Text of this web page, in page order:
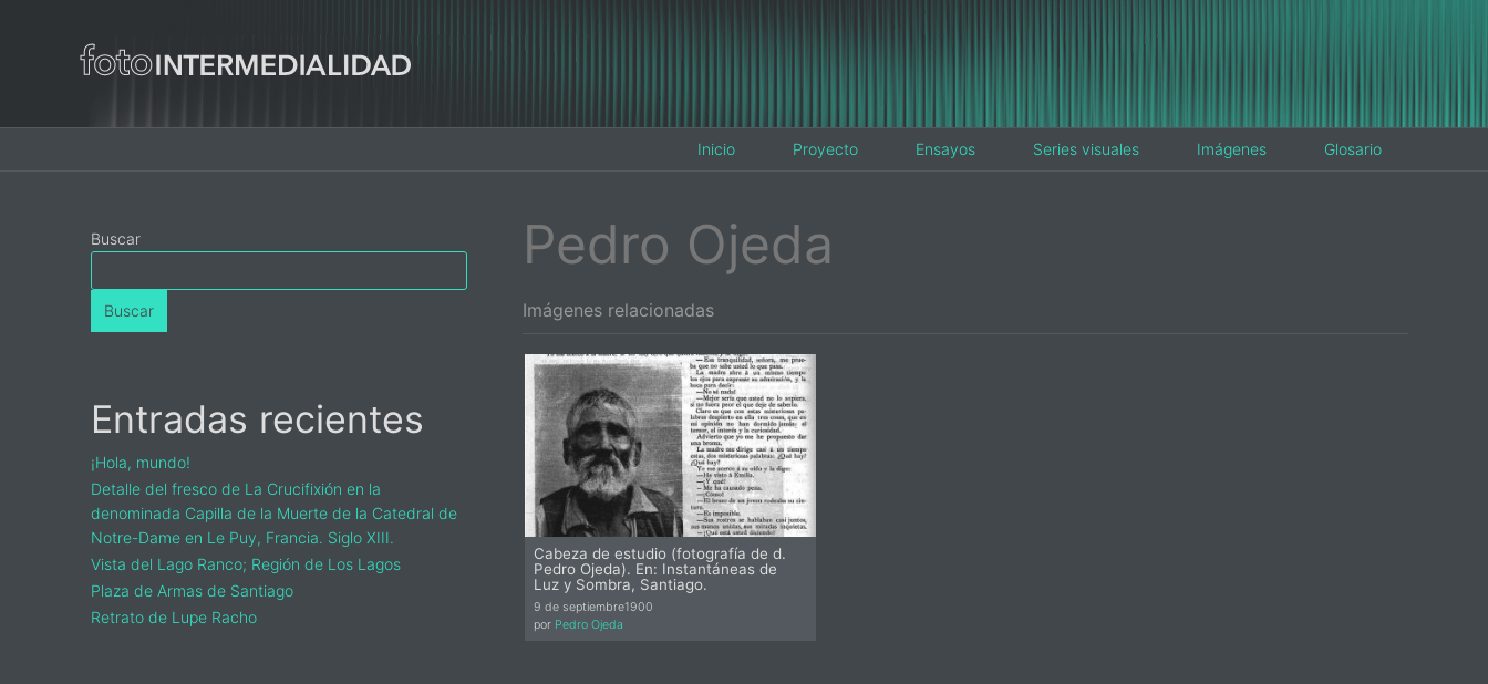
Inicio Proyecto Ensayos Series visuales Imágenes Glosario
Pedro Ojeda
Imágenes relacionadas
Cabeza de estudio (fotografía de d.
Pedro Ojeda). En: Instantáneas de
Luz y Sombra, Santiago.
9 de septiembre1900
por Pedro Ojeda
Primary
Sidebar
Buscar
Buscar
Entradas recientes
¡Hola, mundo!
Detalle del fresco de La Crucifixión en la
denominada Capilla de la Muerte de la Catedral de
Notre-Dame en Le Puy, Francia. Siglo XIII.
Vista del Lago Ranco; Región de Los Lagos
Plaza de Armas de Santiago
Retrato de Lupe Racho